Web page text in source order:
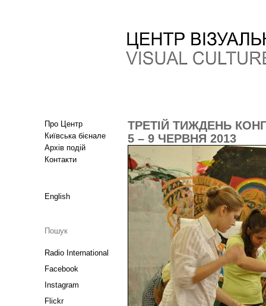
Про Центр
Київська бієнале
Архів подій
Контакти
English
Radio International
Facebook
Instagram
Flickr
ТРЕТІЙ ТИЖДЕНЬ
5 – 9 ЧЕРВНЯ 2013